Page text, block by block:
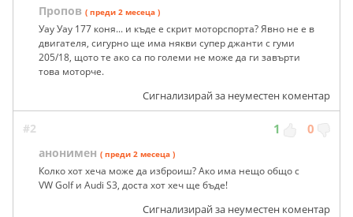
Пропов ( преди 2 месеца )
Уау Уау 177 коня... и къде е скрит моторспорта? Явно не е в
двигателя, сигурно ще има някви супер джанти с гуми
205/18, щото те ако са по големи не може да ги завърти
това моторче.
Сигнализирай за неуместен коментар
#2 1 0
анонимен ( преди 2 месеца )
Колко хот хеча може да изброиш? Ако има нещо общо с
VW Golf и Audi S3, доста хот хеч ще бъде!
Сигнализирай за неуместен коментар